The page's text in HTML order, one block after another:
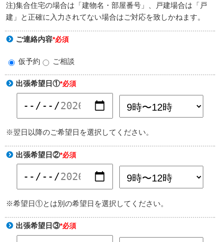
注)集合住宅の場合は「建物名・部屋番号」、戸建場合は「戸
建」と正確に入力されてない場合はご対応を致しかねます。
ご連絡内容*必須
仮予約 ご相談
出張希望日①*必須
※翌日以降のご希望日を選択してください。
出張希望日②*必須
※希望日①とは別の希望日を選択してください。
出張希望日③*必須